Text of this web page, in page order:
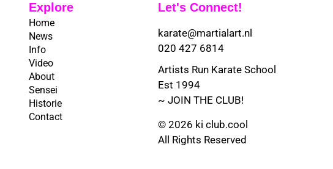
Explore
Home
News
Info
Video
About
Sensei
Historie
Contact
Let's Connect!
karate@martialart.nl
020 427 6814
Artists Run Karate School
Est 1994
~ JOIN THE CLUB!
© 2026 ki club.cool
All Rights Reserved